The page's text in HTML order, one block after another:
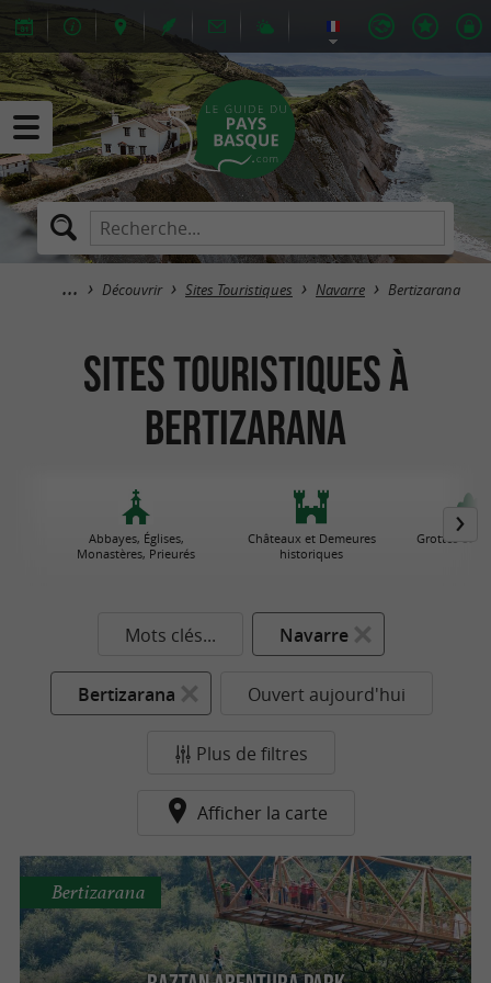
Découvrir Sites Touristiques Navarre Bertizarana
Sites Touristiques à
Bertizarana
Abbayes, Églises,
Monastères, Prieurés
Châteaux et Demeures
historiques
Grottes et
Mots clés... Navarre
Bertizarana Ouvert aujourd'hui
Plus de filtres
Afficher la carte
Bertizarana